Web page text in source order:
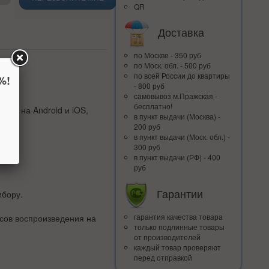
на Android и iOS,
воспроизведения на
QR
Доставка
по Москве - 350 руб
по Моск. обл. - 500 руб
по всей Росcии до квартиры
- 800 руб
самовывоз м.Пражская -
бесплатно!
в пункт выдачи (Москва) -
200 руб
в пункт выдачи (Моск. обл.) -
300 руб
в пункт выдачи (РФ) - 400
руб
Гарантии
гарантия качества товара
только подлинные товары
от производителей
каждый товар проверяют
перед отправкой